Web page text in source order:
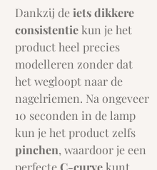
Dankzij de iets dikkere
consistentiekun je het
product heel precies
modelleren zonder dat
het wegloopt naar de
nagelriemen. Na ongeveer
10 seconden in de lamp
kun je het product zelfs
pinchen, waardoor je een
perfecteC-curvekunt